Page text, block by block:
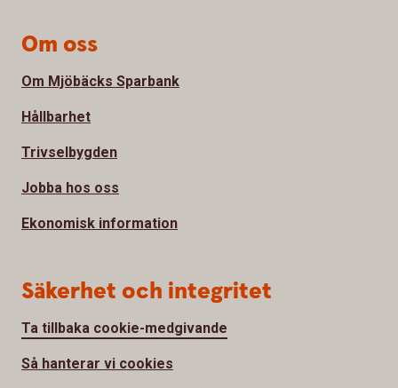
Om oss
Om Mjöbäcks Sparbank
Hållbarhet
Trivselbygden
Jobba hos oss
Ekonomisk information
Säkerhet och integritet
Ta tillbaka cookie-medgivande
Så hanterar vi cookies